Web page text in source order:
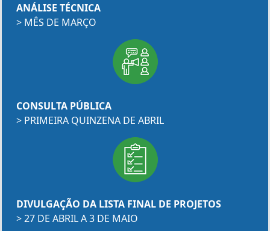
ANÁLISE TÉCNICA
> MÊS DE MARÇO
CONSULTA PÚBLICA
> PRIMEIRA QUINZENA DE ABRIL
DIVULGAÇÃO DA LISTA FINAL DE PROJETOS
> 27 DE ABRIL A 3 DE MAIO